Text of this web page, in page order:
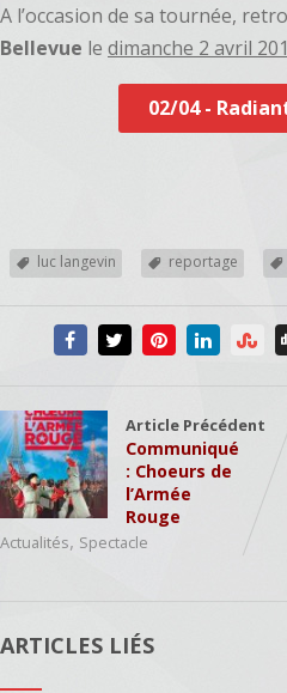
A l’occasion de sa tournée,
Bellevue le dimanche 2 avril
02/04 -
luc langevin reportage
Article Précédent
Communiqué
: Choeurs de
l’Armée
Rouge
Actualités, Spectacle
ARTICLES LIÉS